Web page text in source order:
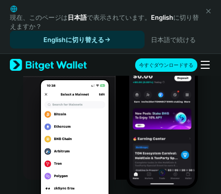
English
日本語
Tiếng Việt
Español (Latinoamérica)
Türkçe
Italiano
Português (Portugal)
Bahasa Indonesia
現在、このページは日本語で表示されています。 Englishに切り替
えますか？
Englishに切り替える
日本語で続ける
今すぐダウンロードする